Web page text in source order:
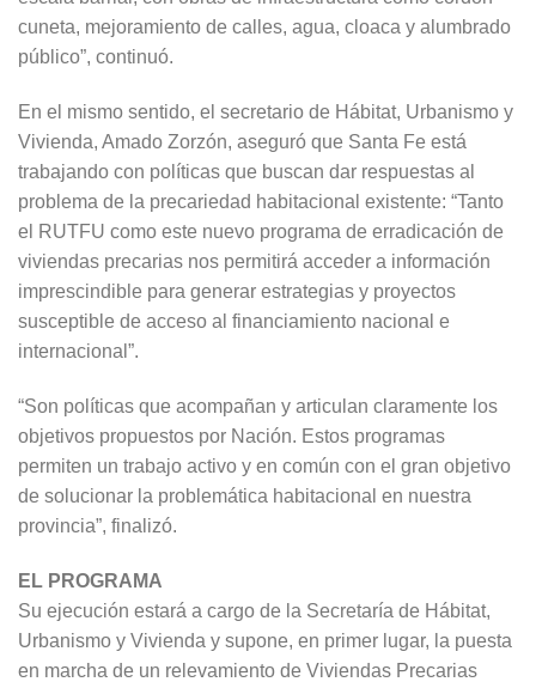
cuneta, mejoramiento de calles, agua, cloaca y alumbrado
público”, continuó.
En el mismo sentido, el secretario de Hábitat, Urbanismo y
Vivienda, Amado Zorzón, aseguró que Santa Fe está
trabajando con políticas que buscan dar respuestas al
problema de la precariedad habitacional existente: “Tanto
el RUTFU como este nuevo programa de erradicación de
viviendas precarias nos permitirá acceder a información
imprescindible para generar estrategias y proyectos
susceptible de acceso al financiamiento nacional e
internacional”.
“Son políticas que acompañan y articulan claramente los
objetivos propuestos por Nación. Estos programas
permiten un trabajo activo y en común con el gran objetivo
de solucionar la problemática habitacional en nuestra
provincia”, finalizó.
EL PROGRAMA
Su ejecución estará a cargo de la Secretaría de Hábitat,
Urbanismo y Vivienda y supone, en primer lugar, la puesta
en marcha de un relevamiento de Viviendas Precarias